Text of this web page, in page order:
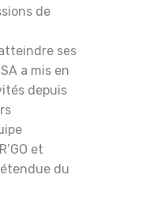
de
ses
a mis en
depuis
et
du